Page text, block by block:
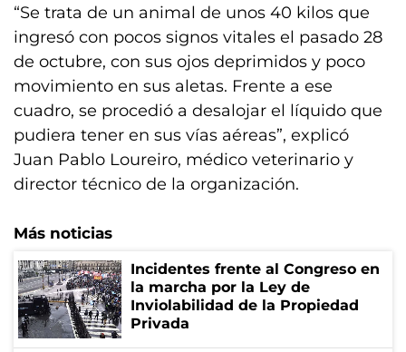
“Se trata de un animal de unos 40 kilos que
ingresó con pocos signos vitales el pasado 28
de octubre, con sus ojos deprimidos y poco
movimiento en sus aletas. Frente a ese
cuadro, se procedió a desalojar el líquido que
pudiera tener en sus vías aéreas”, explicó
Juan Pablo Loureiro, médico veterinario y
director técnico de la organización.
Más noticias
Incidentes frente al Congreso en
la marcha por la Ley de
Inviolabilidad de la Propiedad
Privada